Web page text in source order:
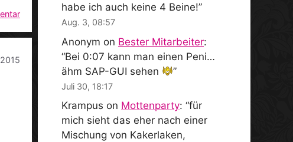
habe ich auch keine 4 Beine!”
Aug. 3, 08:57
Anonym on Bester Mitarbeiter:
“Bei 0:07 kann man einen Peni…
ähm SAP-GUI sehen
”
Juli 30, 18:17
Krampus on Mottenparty: “für
mich sieht das eher nach einer
Mischung von Kakerlaken,